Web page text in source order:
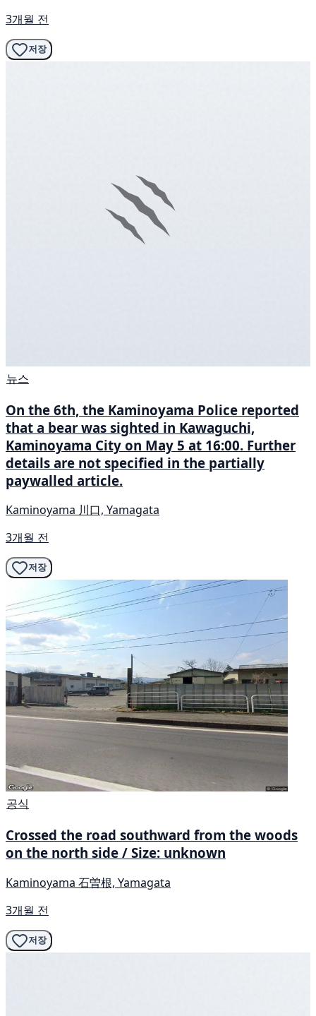
3개월 전
저장
뉴스
On the 6th, the Kaminoyama Police reported
that a bear was sighted in Kawaguchi,
Kaminoyama City on May 5 at 16:00. Further
details are not specified in the partially
paywalled article.
Kaminoyama 川口, Yamagata
3개월 전
저장
공식
Crossed the road southward from the woods
on the north side / Size: unknown
Kaminoyama 石曽根, Yamagata
3개월 전
저장